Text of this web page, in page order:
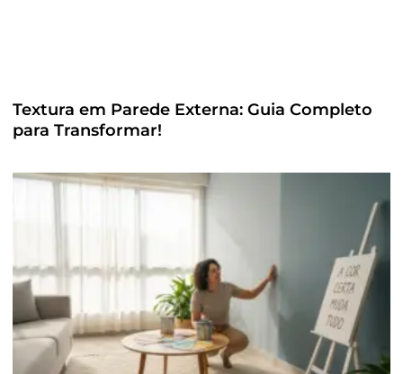
Textura em Parede Externa: Guia Completo
para Transformar!